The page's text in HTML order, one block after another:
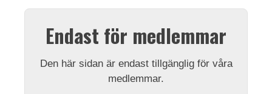
Endast för medlemmar
Den här sidan är endast tillgänglig för våra
medlemmar.